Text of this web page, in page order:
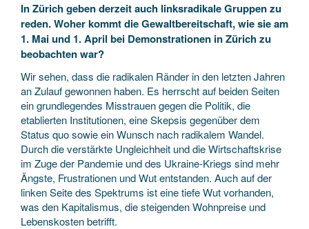
In Zürich geben derzeit auch linksradikale Gruppen zu
reden. Woher kommt die Gewaltbereitschaft, wie sie am
1. Mai und 1. April bei Demonstrationen in Zürich zu
beobachten war?
Wir sehen, dass die radikalen Ränder in den letzten Jahren
an Zulauf gewonnen haben. Es herrscht auf beiden Seiten
ein grundlegendes Misstrauen gegen die Politik, die
etablierten Institutionen, eine Skepsis gegenüber dem
Status quo sowie ein Wunsch nach radikalem Wandel.
Durch die verstärkte Ungleichheit und die Wirtschaftskrise
im Zuge der Pandemie und des Ukraine-Kriegs sind mehr
Ängste, Frustrationen und Wut entstanden. Auch auf der
linken Seite des Spektrums ist eine tiefe Wut vorhanden,
was den Kapitalismus, die steigenden Wohnpreise und
Lebenskosten betrifft.